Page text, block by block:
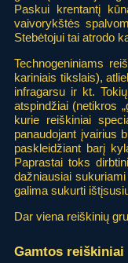
Paskui krentantį
vaivorykštės
Stebėtojui tai atrodo
Technogeniniams
kariniais tikslais),
infragarsu ir kt.
atspindžiai (netikros
kurie reiškiniai
panaudojant įvairius
paskleidžiant barį
Paprastai toks
dažniausiai
galima sukurti
Dar viena reiškinių
Gamtos reiškiniai